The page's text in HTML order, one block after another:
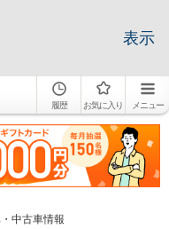
表示
履歴 お気に入り メニュー
中古車情報